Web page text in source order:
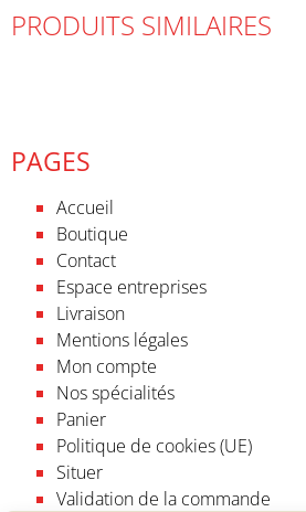
PRODUITS SIMILAIRES
PAGES
Accueil
Boutique
Contact
Espace entreprises
Livraison
Mentions légales
Mon compte
Nos spécialités
Panier
Politique de cookies (UE)
Situer
Validation de la commande